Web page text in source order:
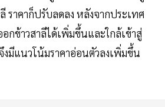
ราคาก็ปรับลดลง หลังจากประเทศ
กข้าวสาลีได้เพิ่มขึ้นและใกล้เข้าสู่
มีแนวโน้มราคาอ่อนตัวลงเพิ่มขึ้น